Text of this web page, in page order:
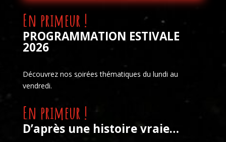
En primeur !
PROGRAMMATION ESTIVALE
2026
Découvrez nos soirées thématiques du lundi au
vendredi.
En primeur !
D’après une histoire vraie…